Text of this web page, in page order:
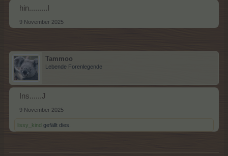
hin.........I
9 November 2025
Tammoo
Lebende Forenlegende
Ins......J
9 November 2025
lissy_kind gefällt dies.